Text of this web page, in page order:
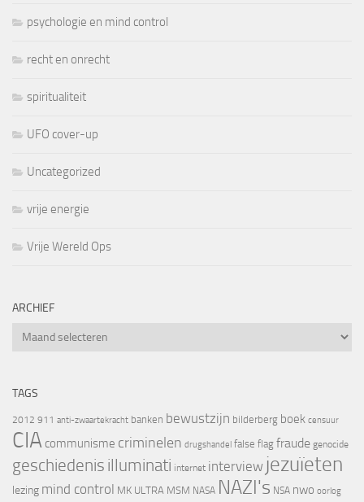
psychologie en mind control
recht en onrecht
spiritualiteit
UFO cover-up
Uncategorized
vrije energie
Vrije Wereld Ops
ARCHIEF
Archief
TAGS
2012 911 anti-zwaartekracht banken bewustzijn bilderberg boek censuur
CIA communisme criminelen drugshandel false flag fraude genocide
geschiedenis illuminati internet interview jezuïeten
lezing mind control MK ULTRA MSM NASA NAZI's NSA nwo oorlog